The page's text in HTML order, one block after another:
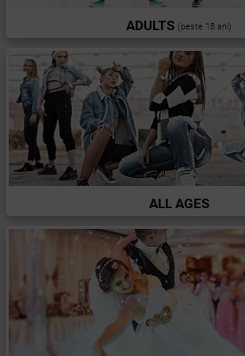
ADULTS (peste 18 ani)
ALL AGES